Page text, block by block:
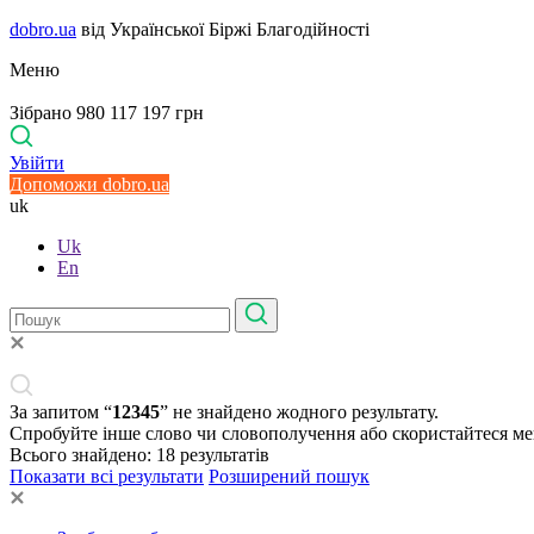
dobro.ua від Української Біржі Благодійності
Меню
Зібрано 980 117 197 грн
Увійти
Допоможи dobro.ua
uk
Uk
En
За запитом “12345” не знайдено жодного результату.
Спробуйте інше слово чи словополучення або скористайтеся
Всього знайдено: 18 результатів
Показати всі результати Розширений пошук